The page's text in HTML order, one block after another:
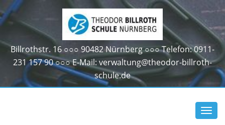
Billrothstr. 16 ○○○ 90482 Nürnberg ○○○ Telefon: 0911-
231 157 90 ○○○ E-Mail: verwaltung@theodor-billroth-
schule.de